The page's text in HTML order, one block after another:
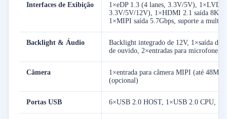
Interfaces de Exibição
1×eDP 1.3 (4 lanes, 3.3V/5V),
3.3V/5V/12V), 1×HDMI 2.1 saída
1×MIPI saída 5.7Gbps, suporte a multi-
Backlight & Áudio
Backlight integrado de 12V, 1×saída de
de ouvido, 2×entradas para microfone
Câmera
1×entrada para câmera MIPI (até
(opcional)
Portas USB 6×USB 2.0 HOST, 1×USB 2.0 CPU,